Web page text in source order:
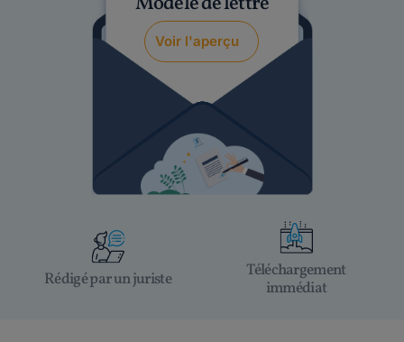
Voir l'aperçu
Rédigé par un juriste
Téléchargement
immédiat